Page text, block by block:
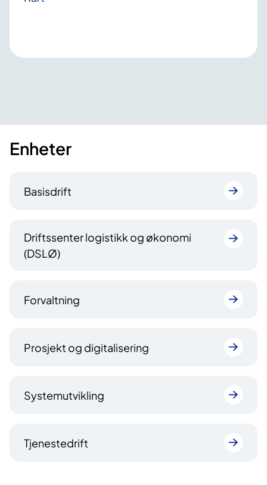
Enheter
Basisdrift
Driftssenter logistikk og økonomi
(DSLØ)
Forvaltning
Prosjekt og digitalisering
Systemutvikling
Tjenestedrift